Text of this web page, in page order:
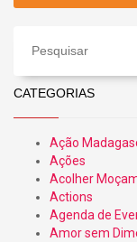
CATEGORIAS
Ação
Ações
Acolher
Actions
Agenda de
Amor sem